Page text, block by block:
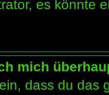
es könnte
mich
dass du das